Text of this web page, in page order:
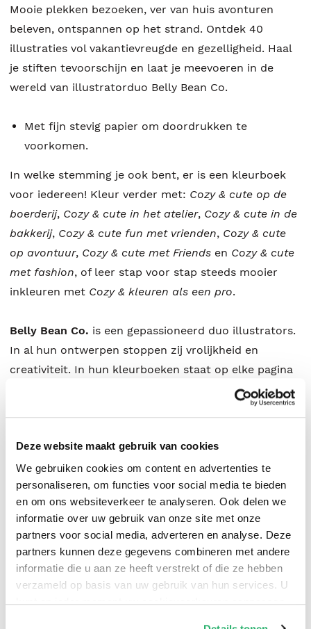
Deze website maakt gebruik van cookies
We gebruiken cookies om content en advertenties te
personaliseren, om functies voor social media te bieden
en om ons websiteverkeer te analyseren. Ook delen we
informatie over uw gebruik van onze site met onze
partners voor social media, adverteren en analyse. Deze
partners kunnen deze gegevens combineren met andere
informatie die u aan ze heeft verstrekt of die ze hebben
verzameld op basis van uw gebruik van hun services. U
kunt op ieder moment uw cookievoorkeuren aanpassen
Mooie plekken bezoeken, ver van huis avonturen
beleven, ontspannen op het strand. Ontdek 40
illustraties vol vakantievreugde en gezelligheid. Haal
je stiften tevoorschijn en laat je meevoeren in de
wereld van illustratorduo Belly Bean Co.
Met fijn stevig papier om doordrukken te
voorkomen.
In welke stemming je ook bent, er is een kleurboek
voor iedereen! Kleur verder met: Cozy & cute op de
boerderij, Cozy & cute in het atelier, Cozy & cute in de
bakkerij, Cozy & cute fun met vrienden, Cozy & cute
op avontuur, Cozy & cute met Friends en Cozy & cute
met fashion, of leer stap voor stap steeds mooier
inkleuren met Cozy & kleuren als een pro.
Belly Bean Co. is een gepassioneerd duo illustrators.
In al hun ontwerpen stoppen zij vrolijkheid en
creativiteit. In hun kleurboeken staat op elke pagina
niet zomaar een tekening, maar een verhaal dat er op
Forte.